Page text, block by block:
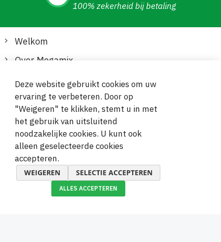
100% zekerheid bij betaling
Welkom
Over Megamix
Informatie
Klantenservice
Veilige en gemakkelijke betalingen
Deze website gebruikt cookies om uw
ervaring te verbeteren. Door op
"Weigeren" te klikken, stemt u in met
het gebruik van uitsluitend
noodzakelijke cookies. U kunt ook
alleen geselecteerde cookies
accepteren.
WEIGEREN SELECTIE ACCEPTEREN
ALLES ACCEPTEREN